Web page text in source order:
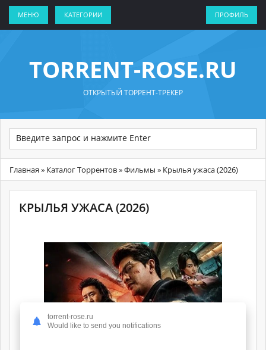
МЕНЮ КАТЕГОРИИ ПРОФИЛЬ
TORRENT-ROSE.RU
ОТКРЫТЫЙ ТОРРЕНТ-ТРЕКЕР
Главная » Каталог Торрентов»Фильмы » Крылья ужаса (2026)
КРЫЛЬЯ УЖАСА (2026)
torrent-rose.ru
Would like to send you notifications